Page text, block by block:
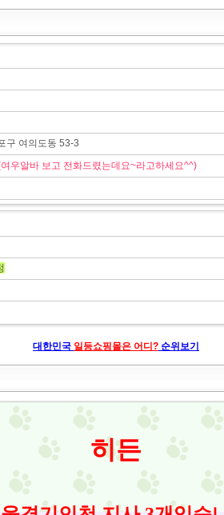
구 여의도동 53-3
우알바 보고 전화드렸는데요~라고하세요^^)
대한민국 일등쇼핑몰은 어디? 순위보기
히든